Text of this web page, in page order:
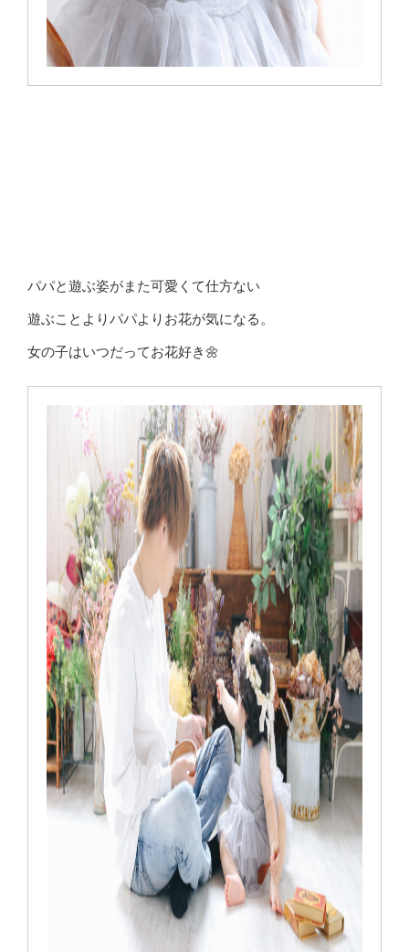
パパと遊ぶ姿がまた可愛くて仕方ない
遊ぶことよりパパよりお花が気になる。
女の子はいつだってお花好き🌼